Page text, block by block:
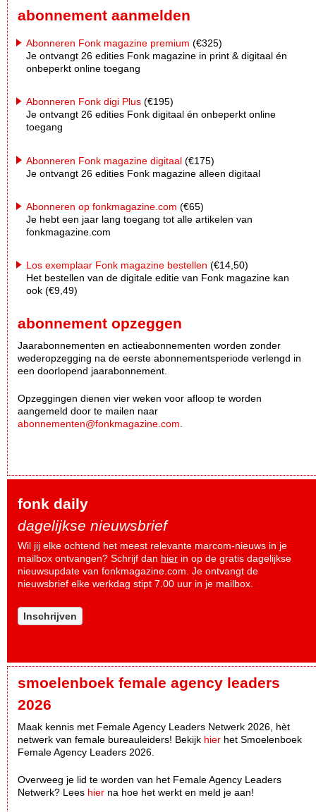
abonnement aanmelden
Abonneren Fonk magazine premium (€325)
Je ontvangt 26 edities Fonk magazine in print & digitaal én
onbeperkt online toegang
Abonneren Fonk digi Plus (€195)
Je ontvangt 26 edities Fonk digitaal én onbeperkt online
toegang
Abonneren Fonk magazine digitaal (€175)
Je ontvangt 26 edities Fonk magazine alleen digitaal
Abonneren op fonkmagazine.com (€65)
Je hebt een jaar lang toegang tot alle artikelen van
fonkmagazine.com
Los exemplaar Fonk magazine bestellen (€14,50)
Het bestellen van de digitale editie van Fonk magazine kan
ook (€9,49)
abonnement opzeggen
Jaarabonnementen en actieabonnementen worden zonder
wederopzegging na de eerste abonnementsperiode verlengd in
een doorlopend jaarabonnement.
Opzeggingen dienen vier weken voor afloop te worden
aangemeld door te mailen naar
abonnementen@fonkmagazine.com
fonk daily
dagelijkse nieuwsbrief
Wil jij elke ochtend het meest relevante marcom-nieuws in je
mailbox ontvangen? Schrijf dan hier in op de gratis dagelijkse
nieuwsupdate van fonkmagazine.com. Je ontvangt de
nieuwsbrief elke werkdag stipt 7.00 uur in je mailbox.
Inschrijven
smoelenboek female agency leaders
2026
Maak kennis met Female Agency Leaders Netwerk 2026, hèt
netwerk van female bureauleiders! Bekijk hier het Smoelenboek
Female Agency Leaders 2026.
Overweeg je lid te worden van het Female Agency Leaders
Netwerk? Lees hier na hoe het werkt en meld je aan!